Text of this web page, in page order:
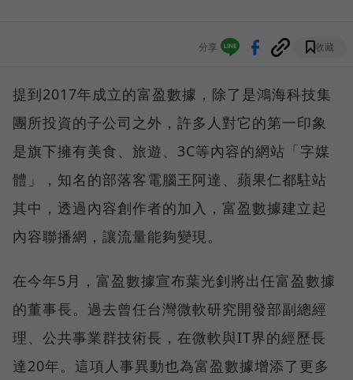
分享 收藏
提到2017年成立的富盈數據，除了是鴻海科技集
團所投資的子公司之外，許多人對它的第一印象
是旗下擁有美食、旅遊、3C等內容的網站「字媒
體」，知名的部落客電腦王阿達、蘋果仁都駐站
其中，透過內容創作者的加入，富盈數據建立起
內容聯播網，讓流量能夠變現。
在今年5月，富盈數據宣布葉光釗將出任富盈數據
的董事長。過去曾任台灣微軟研究開發部副總經
理、公共事業群技術長，在微軟與IT界的經歷長
達20年。這項人事異動也為富盈數據增添了更多